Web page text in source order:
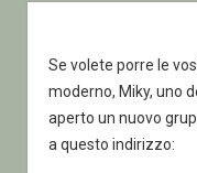
Se volete porre le
moderno, Miky, uno
aperto un nuovo
a questo indirizzo: